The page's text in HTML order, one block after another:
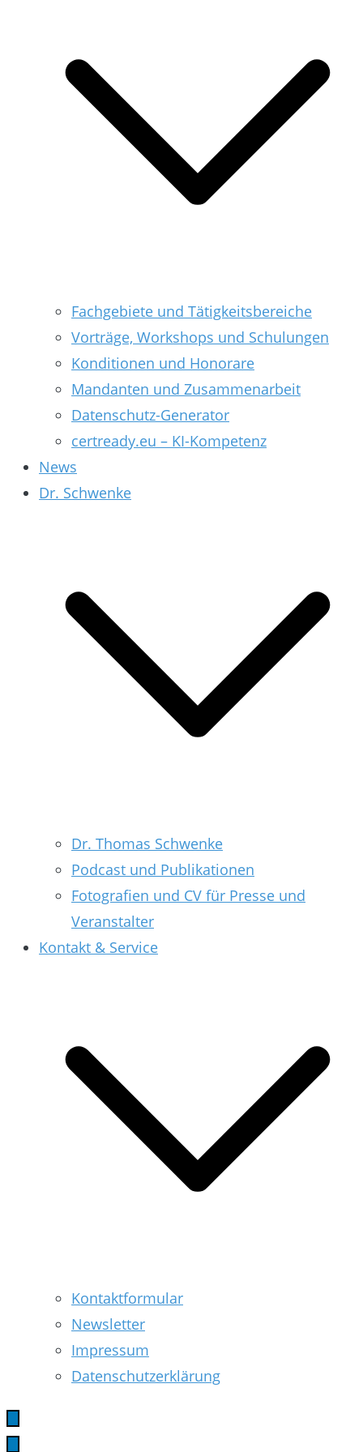
Fachgebiete und Tätigkeitsbereiche
Vorträge, Workshops und Schulungen
Konditionen und Honorare
Mandanten und Zusammenarbeit
Datenschutz-Generator
certready.eu – KI-Kompetenz
News
Dr. Schwenke
Dr. Thomas Schwenke
Podcast und Publikationen
Fotografien und CV für Presse und
Veranstalter
Kontakt & Service
Kontaktformular
Newsletter
Impressum
Datenschutzerklärung